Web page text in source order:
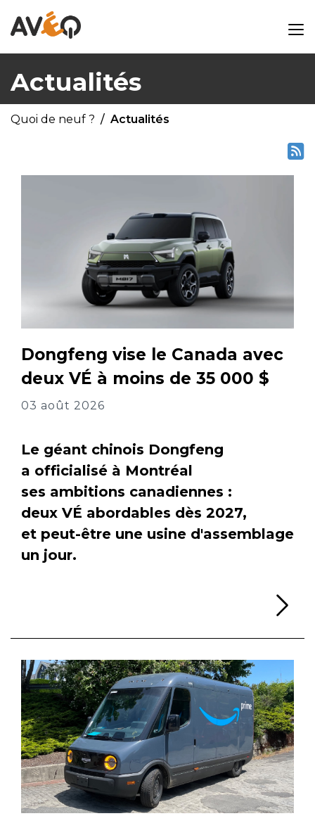
Actualités
Quoi de neuf ? Actualités
Dongfeng vise le Canada avec
deux VÉ à moins de 35 000 $
03 août 2026
Le géant chinois Dongfeng
a officialisé à Montréal
ses ambitions canadiennes :
deux VÉ abordables dès 2027,
et peut-être une usine d'assemblage
un jour.